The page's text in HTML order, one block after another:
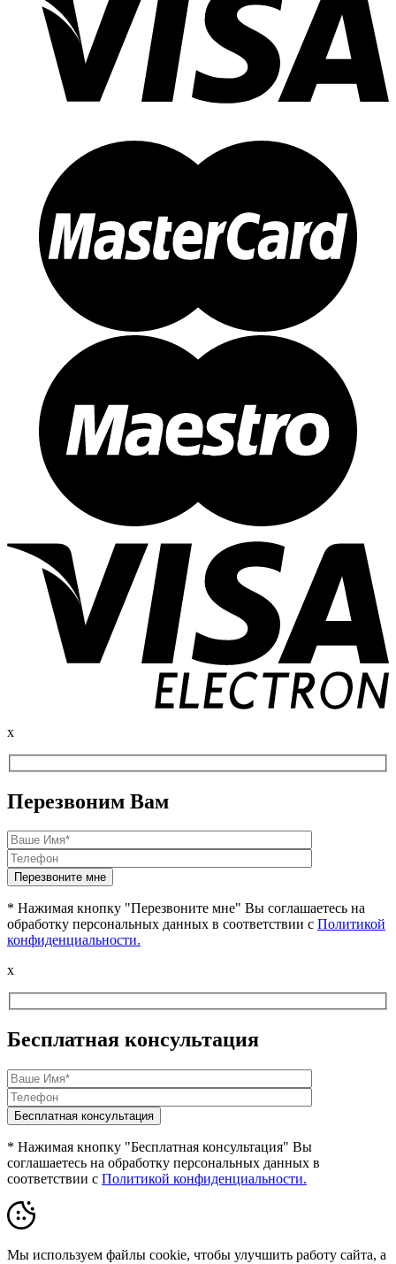
x
Перезвоним Вам
* Нажимая кнопку "Перезвоните мне" Вы соглашаетесь на
обработку персональных данных в соответствии с Политикой
конфиденциальности.
x
Бесплатная консультация
* Нажимая кнопку "Бесплатная консультация" Вы
соглашаетесь на обработку персональных данных в
соответствии с Политикой конфиденциальности.
Мы используем файлы cookie, чтобы улучшить работу сайта, а